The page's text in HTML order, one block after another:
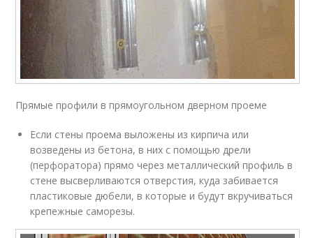
Прямые профили в прямоугольном дверном проеме
Если стены проема выложены из кирпича или
возведены из бетона, в них с помощью дрели
(перфоратора) прямо через металлический профиль в
стене высверливаются отверстия, куда забивается
пластиковые дюбели, в которые и будут вкручиваться
крепежные саморезы.